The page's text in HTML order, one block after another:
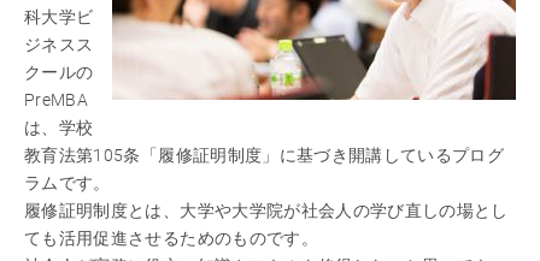
科大学ビ
ジネスス
クールの
PreMBA
は、学校
教育法第105条「履修証明制度」に基づき開講しているプログ
ラムです。
履修証明制度とは、大学や大学院が社会人の学び直しの場とし
ても活用促進させるためのものです。